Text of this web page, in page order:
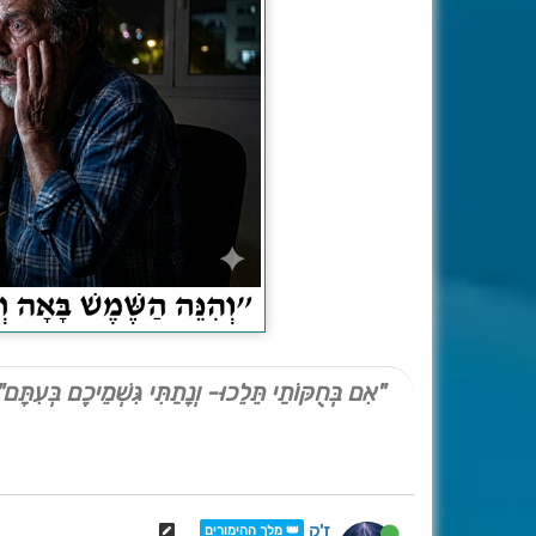
"אִם בְּחֻקּוֹתַי תֵּלֵכוּ- וְנָתַתִּי גִּשְׁמֵיכֶם
ז'ק 👑 מלך ההימורים